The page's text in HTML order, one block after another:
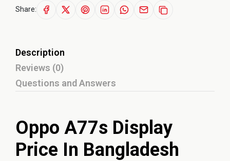
Share:
Description
Reviews (0)
Questions and Answers
Oppo A77s Display
Price In Bangladesh